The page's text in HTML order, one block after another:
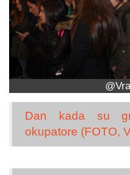
Dan kada su
okupatore (FOTO,